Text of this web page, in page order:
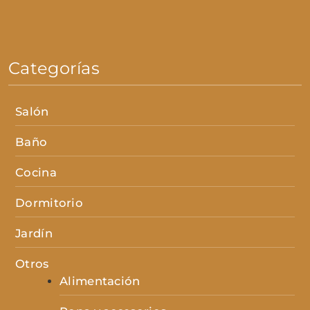
Categorías
Salón
Baño
Cocina
Dormitorio
Jardín
Otros
Alimentación